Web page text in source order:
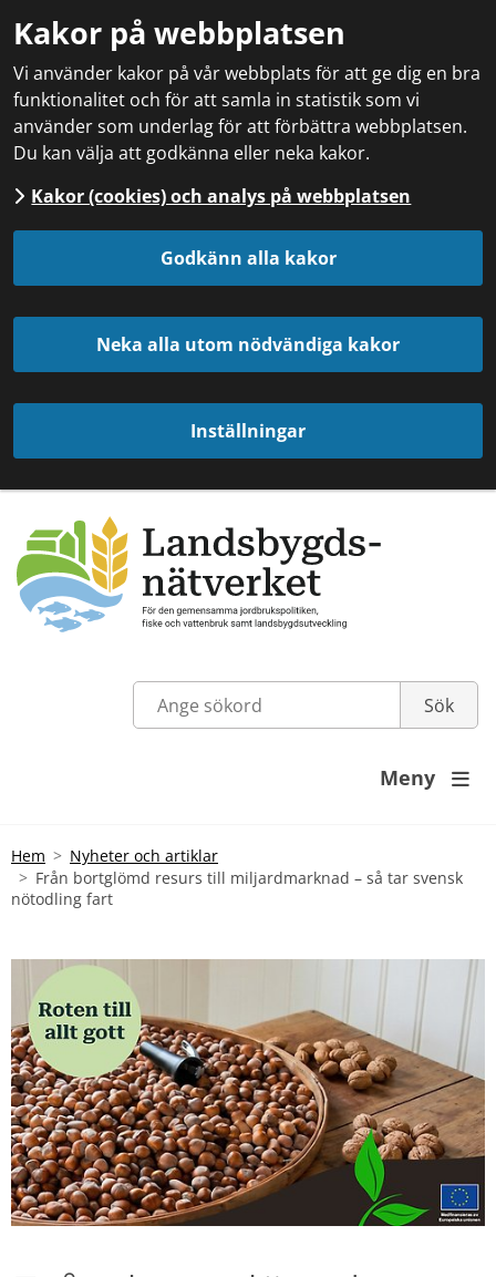
Kakor på webbplatsen
Vi använder kakor på vår webbplats för att ge dig en bra
funktionalitet och för att samla in statistik som vi
använder som underlag för att förbättra webbplatsen.
Du kan välja att godkänna eller neka kakor.
Kakor (cookies) och analys på webbplatsen
Godkänn alla kakor
Neka alla utom nödvändiga kakor
Inställningar
Meny 
Hem
Nyheter och artiklar
Från bortglömd resurs till miljardmarknad – så tar svensk
nötodling fart